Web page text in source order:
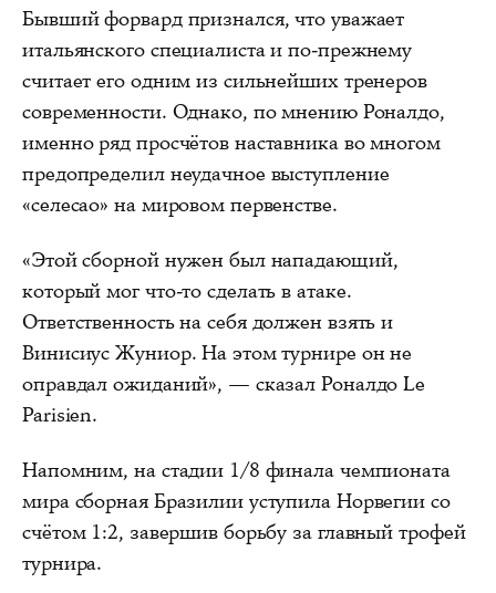
Бывший форвард признался, что уважает
итальянского специалиста и по-прежнему
считает его одним из сильнейших тренеров
современности. Однако, по мнению Роналдо,
именно ряд просчётов наставника во многом
предопределил неудачное выступление
«селесао» на мировом первенстве.
«Этой сборной нужен был нападающий,
который мог что-то сделать в атаке.
Ответственность на себя должен взять и
Винисиус Жуниор. На этом турнире он не
оправдал ожиданий», — сказал Роналдо Le
Parisien.
Напомним, на стадии 1/8 финала чемпионата
мира сборная Бразилии уступила Норвегии со
счётом 1:2, завершив борьбу за главный трофей
турнира.